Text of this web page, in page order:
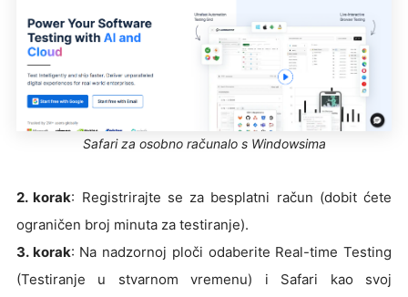
Safari za osobno računalo s Windowsima
2. korak: Registrirajte se za besplatni račun (dobit ćete
ograničen broj minuta za testiranje).
3. korak: Na nadzornoj ploči odaberite Real-time Testing
(Testiranje u stvarnom vremenu) i Safari kao svoj